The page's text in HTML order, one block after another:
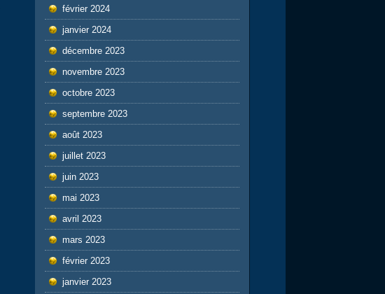
février 2024
janvier 2024
décembre 2023
novembre 2023
octobre 2023
septembre 2023
août 2023
juillet 2023
juin 2023
mai 2023
avril 2023
mars 2023
février 2023
janvier 2023